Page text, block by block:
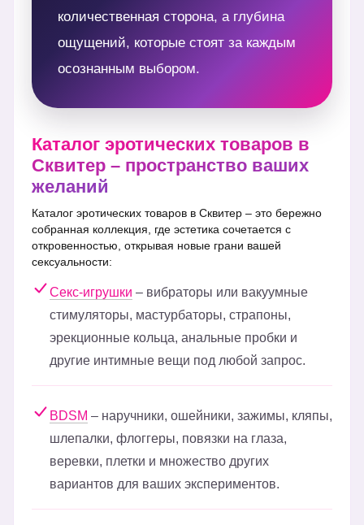
количественная сторона, а глубина
ощущений, которые стоят за каждым
осознанным выбором.
Каталог эротических товаров в
Сквитер – пространство ваших
желаний
Каталог эротических товаров в Сквитер – это бережно
собранная коллекция, где эстетика сочетается с
откровенностью, открывая новые грани вашей
сексуальности:
Секс-игрушки – вибраторы или вакуумные
стимуляторы, мастурбаторы, страпоны,
эрекционные кольца, анальные пробки и
другие интимные вещи под любой запрос.
BDSM – наручники, ошейники, зажимы, кляпы,
шлепалки, флоггеры, повязки на глаза,
веревки, плетки и множество других
вариантов для ваших экспериментов.